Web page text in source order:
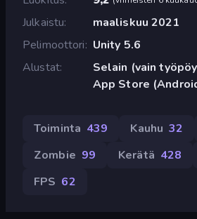
Julkaistu
maaliskuu 2021
Pelimoottori
Unity 5.6
Alustat
Selain (vain
App Store
Toiminta 439 Kauhu 32
Zombie 99 Kerätä 428
FPS 62